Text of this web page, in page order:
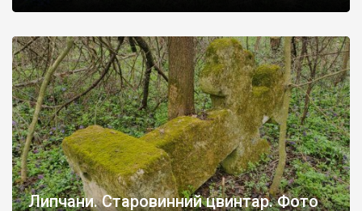
Липчани. Старовинний цвинтар. Фото